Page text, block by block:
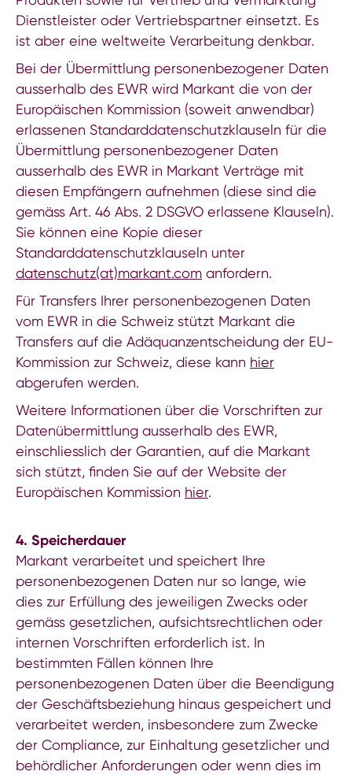
Dienstleister oder Vertriebspartner einsetzt. Es
ist aber eine weltweite Verarbeitung denkbar.
Bei der Übermittlung personenbezogener Daten
ausserhalb des EWR wird Markant die von der
Europäischen Kommission (soweit anwendbar)
erlassenen Standarddatenschutzklauseln für die
Übermittlung personenbezogener Daten
ausserhalb des EWR in Markant Verträge mit
diesen Empfängern aufnehmen (diese sind die
gemäss Art. 46 Abs. 2 DSGVO erlassene Klauseln).
Sie können eine Kopie dieser
Standarddatenschutzklauseln unter
datenschutz(at)markant.com anfordern.
Für Transfers Ihrer personenbezogenen Daten
vom EWR in die Schweiz stützt Markant die
Transfers auf die Adäquanzentscheidung der EU-
Kommission zur Schweiz, diese kann hier
abgerufen werden.
Weitere Informationen über die Vorschriften zur
Datenübermittlung ausserhalb des EWR,
einschliesslich der Garantien, auf die Markant
sich stützt, finden Sie auf der Website der
Europäischen Kommission hier.
4. Speicherdauer
Markant verarbeitet und speichert Ihre
personenbezogenen Daten nur so lange, wie
dies zur Erfüllung des jeweiligen Zwecks oder
gemäss gesetzlichen, aufsichtsrechtlichen oder
internen Vorschriften erforderlich ist. In
bestimmten Fällen können Ihre
personenbezogenen Daten über die Beendigung
der Geschäftsbeziehung hinaus gespeichert und
verarbeitet werden, insbesondere zum Zwecke
der Compliance, zur Einhaltung gesetzlicher und
behördlicher Anforderungen oder wenn dies im